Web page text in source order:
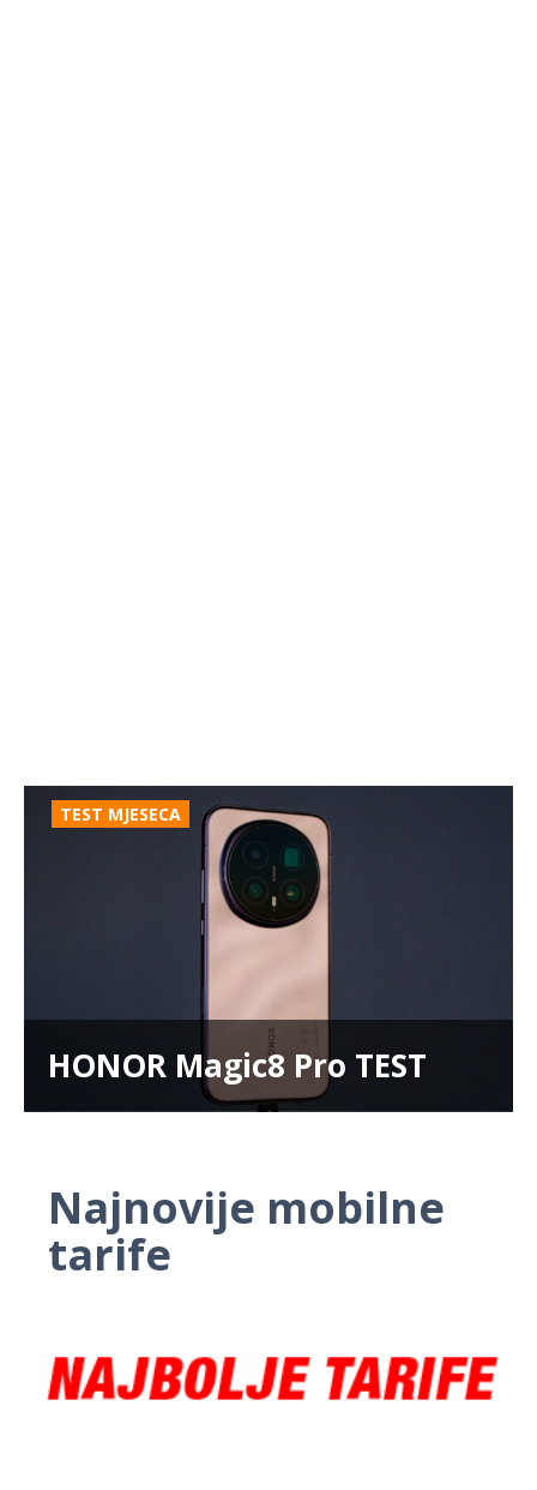
TEST MJESECA
HONOR Magic8 Pro TEST
Najnovije mobilne
tarife